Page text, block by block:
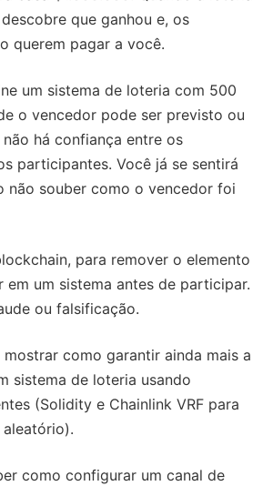
que ganhou e, os
querem pagar a você.
um sistema de loteria com 500
o vencedor pode ser previsto ou
há confiança entre os
participantes. Você já se sentirá
não souber como o vencedor foi
para remover o elemento
em um sistema antes de participar.
ou falsificação.
como garantir ainda mais a
sistema de loteria usando
(Solidity e Chainlink VRF para
como configurar um canal de